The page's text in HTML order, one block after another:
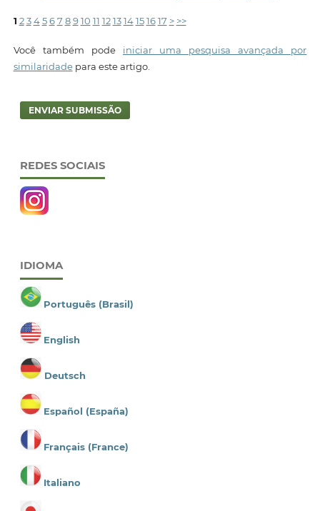
1 2 3 4 5 6 7 8 9 10 11 12 13 14 15 16 17 > >>
Você também pode iniciar uma pesquisa avançada por
similaridadepara este artigo.
ENVIAR SUBMISSÃO
REDES SOCIAIS
IDIOMA
Português (Brasil)
English
Deutsch
Español (España)
Français (France)
Italiano